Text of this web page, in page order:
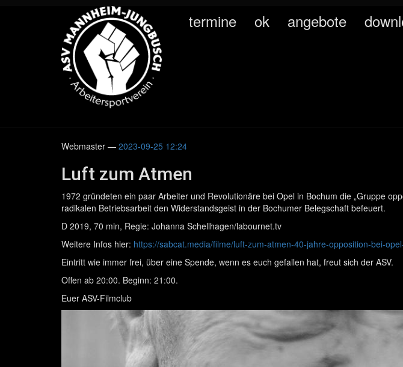
termine ok angebote
Webmaster 2023-09-25 12:24
Luft zum Atmen
1972 gründeten ein paar Arbeiter und Revolutionäre bei Opel in Bochum die „Gruppe
radikalen Betriebsarbeit den Widerstandsgeist in der Bochumer Belegschaft befeuert.
D 2019, 70 min, Regie: Johanna Schellhagen/labournet.tv
Weitere Infos hier: https://sabcat.media/filme/luft-zum-atmen-40-jahre-opposition-bei-
Eintritt wie immer frei, über eine Spende, wenn es euch gefallen hat, freut sich der ASV.
Offen ab 20:00. Beginn: 21:00.
Euer ASV-Filmclub